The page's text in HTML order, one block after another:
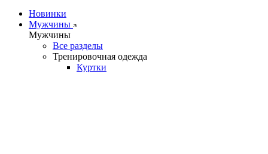
Новинки
Мужчины
Мужчины
Все разделы
Тренировочная одежда
Куртки